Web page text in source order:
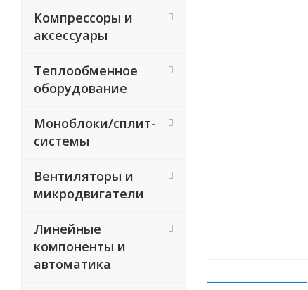
Компрессоры и
аксессуары
Теплообменное
оборудование
Моноблоки/сплит-
системы
Вентиляторы и
микродвигатели
Линейные
компоненты и
автоматика